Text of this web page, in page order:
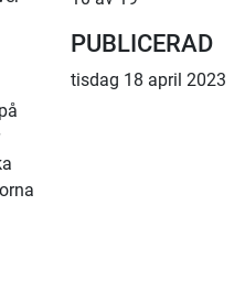
PUBLICERAD
tisdag 18 april 2023